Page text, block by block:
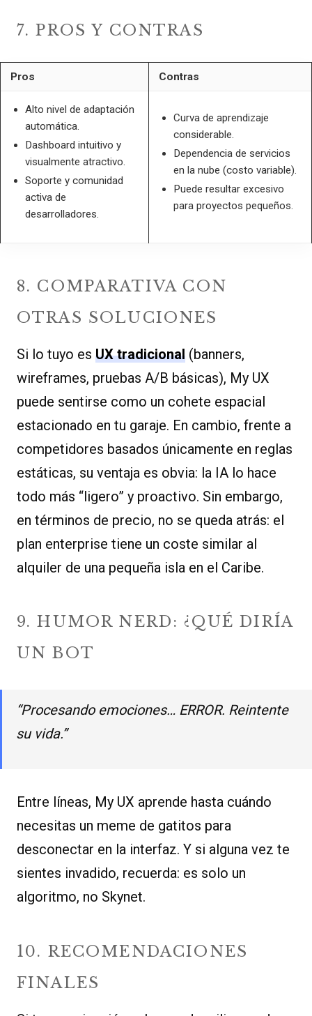
7. PROS Y CONTRAS
Pros Contras
Alto nivel de adaptación
automática.
Dashboard intuitivo y
visualmente atractivo.
Soporte y comunidad
activa de
desarrolladores.
Curva de aprendizaje
considerable.
Dependencia de servicios
en la nube (costo variable).
Puede resultar excesivo
para proyectos pequeños.
8. COMPARATIVA CON
OTRAS SOLUCIONES
Si lo tuyo es UX tradicional (banners,
wireframes, pruebas A/B básicas), My UX
puede sentirse como un cohete espacial
estacionado en tu garaje. En cambio, frente a
competidores basados únicamente en reglas
estáticas, su ventaja es obvia: la IA lo hace
todo más “ligero” y proactivo. Sin embargo,
en términos de precio, no se queda atrás: el
plan enterprise tiene un coste similar al
alquiler de una pequeña isla en el Caribe.
9. HUMOR NERD: ¿QUÉ DIRÍA
UN BOT
“Procesando emociones… ERROR. Reintente
su vida.”
Entre líneas, My UX aprende hasta cuándo
necesitas un meme de gatitos para
desconectar en la interfaz. Y si alguna vez te
sientes invadido, recuerda: es solo un
algoritmo, no Skynet.
10. RECOMENDACIONES
FINALES